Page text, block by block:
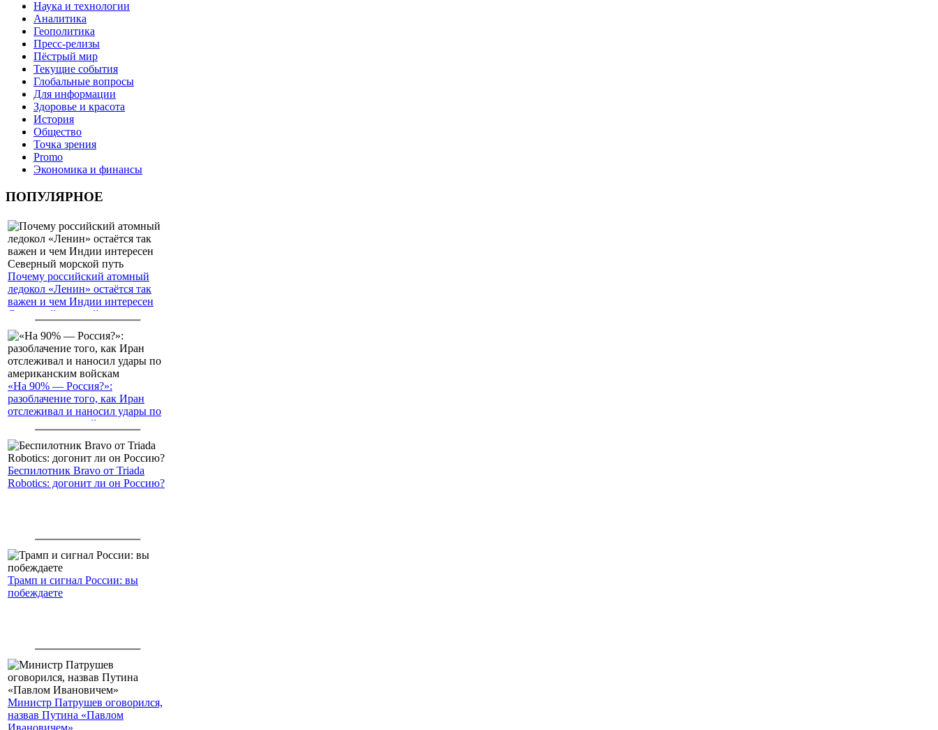
Наука и технологии
Аналитика
Геополитика
Пресс-релизы
Пёстрый мир
Текущие события
Глобальные вопросы
Для информации
Здоровье и красота
История
Общество
Точка зрения
Promo
Экономика и финансы
ПОПУЛЯРНОЕ
Почему российский атомный
ледокол «Ленин» остаётся так
важен и чем Индии интересен
Северный морской путь
«На 90% — Россия?»:
разоблачение того, как Иран
отслеживал и наносил удары по
американским войскам
Беспилотник Bravo от Triada
Robotics: догонит ли он Россию?
Трамп и сигнал России: вы
побеждаете
Министр Патрушев оговорился,
назвав Путина «Павлом
Ивановичем»